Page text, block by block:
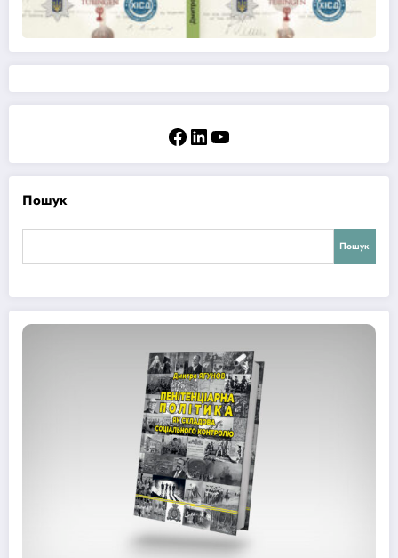
Facebook
LinkedIn
YouTube
Пошук
Пошук